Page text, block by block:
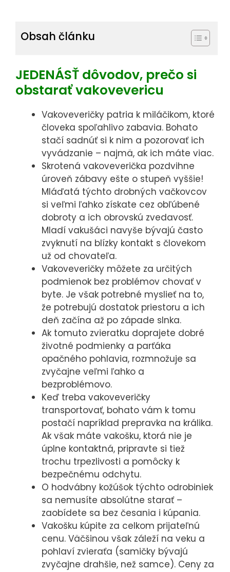
Obsah článku
JEDENÁSŤ dôvodov, prečo si
obstarať vakovevericu
Vakoveveričky patria k miláčikom, ktoré
človeka spoľahlivo zabavia. Bohato
stačí sadnúť si k nim a pozorovať ich
vyvádzanie – najmä, ak ich máte viac.
Skrotená vakoveverička pozdvihne
úroveň zábavy ešte o stupeň vyššie!
Mláďatá týchto drobných vačkovcov
si veľmi ľahko získate cez obľúbené
dobroty a ich obrovskú zvedavosť.
Mladí vakušáci navyše bývajú často
zvyknutí na blízky kontakt s človekom
už od chovateľa.
Vakoveveričky môžete za určitých
podmienok bez problémov chovať v
byte. Je však potrebné myslieť na to,
že potrebujú dostatok priestoru a ich
deň začína až po západe slnka.
Ak tomuto zvieratku doprajete dobré
životné podmienky a parťáka
opačného pohlavia, rozmnožuje sa
zvyčajne veľmi ľahko a
bezproblémovo.
Keď treba vakoveveričky
transportovať, bohato vám k tomu
postačí napríklad prepravka na králika.
Ak však máte vakošku, ktorá nie je
úplne kontaktná, pripravte si tiež
trochu trpezlivosti a pomôcky k
bezpečnému odchytu.
O hodvábny kožúšok týchto odrobiniek
sa nemusíte absolútne starať –
zaobídete sa bez česania i kúpania.
Vakošku kúpite za celkom prijateľnú
cenu. Väčšinou však záleží na veku a
pohlaví zvieraťa (samičky bývajú
zvyčajne drahšie, než samce). Ceny za
vyhodnocujeme
ich na Vašu
identifikáciu.
Preferenčné
cookies
Preferenčné
cookies slúžia
predovšetkým
na
spríjemnenie
Vašej práce s
webovou
stránkou.
na to, aby
sme Vám na
stránke mohli
zobrazovať
relevantné
informácie
(napr.
odporúčané
články).
Marketingové
cookies
Marketingové
cookies
používame
predovšetkým
preto, aby sme
Vám mohli
zobrazovať
reklamy
relevantné pre
Vaše záujmy,